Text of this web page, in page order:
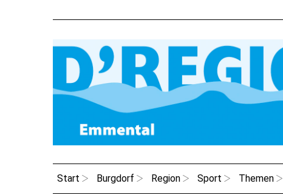
Start Burgdorf Region Sport Themen